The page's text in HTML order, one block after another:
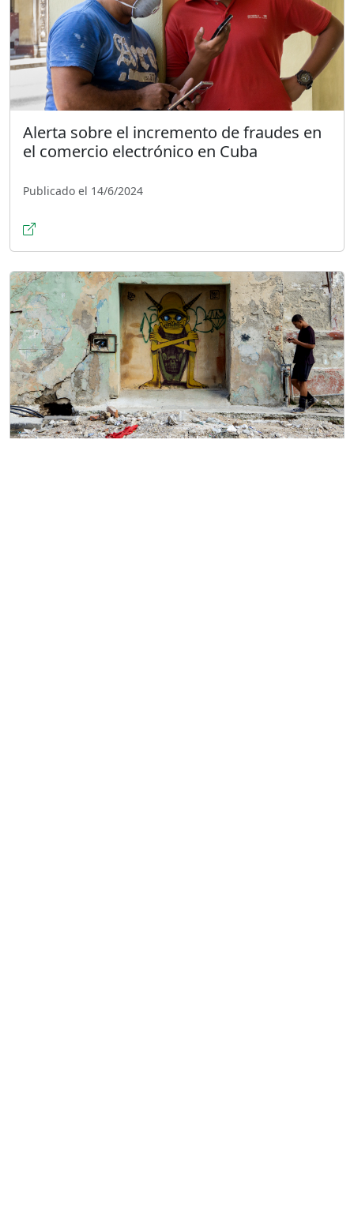
Alerta sobre el incremento de fraudes en
el comercio electrónico en Cuba
Publicado el 14/6/2024